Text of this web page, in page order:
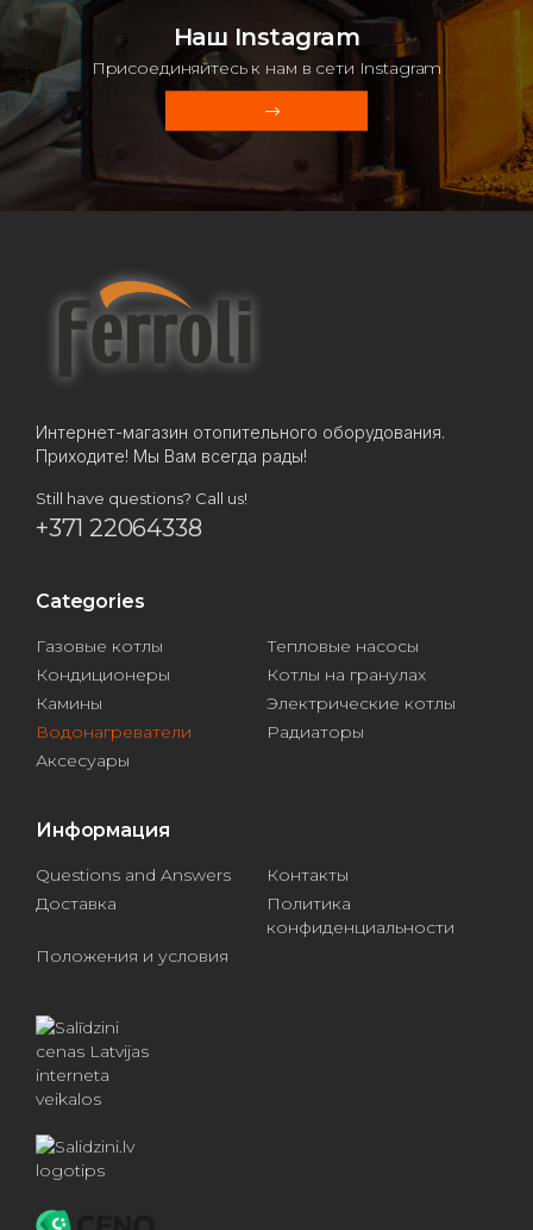
Наш Instagram
Присоединяйтесь к нам в сети Instagram
Интернет-магазин отопительного оборудования.
Приходите! Мы Вам всегда рады!
Still have questions? Call us!
+371 22064338
Categories
Газовые котлы
Тепловые насосы
Кондиционеры
Котлы на гранулах
Камины
Электрические котлы
Водонагреватели
Радиаторы
Аксесуары
Информация
Questions and Answers
Контакты
Доставка
Политика
конфиденциальности
Положения и условия